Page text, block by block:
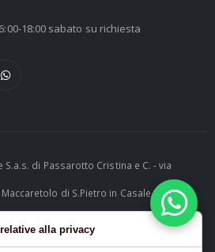
18:00 sabato su richiesta
S.a.s. di Passarotto Cristina e C. - via
di S.Pietro in Casale (BO) -
+39 051 811732 | e-mail:
by Cosmobile Srl
alla privacy